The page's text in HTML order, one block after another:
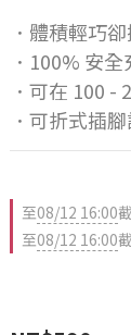
．體積輕巧
．100% 安
．可在 100 -
．可折式插
至08/12 16:00
至08/12 16:00